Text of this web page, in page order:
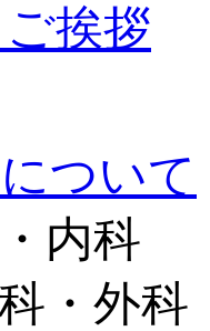
挨拶
ついて
内科
・外科